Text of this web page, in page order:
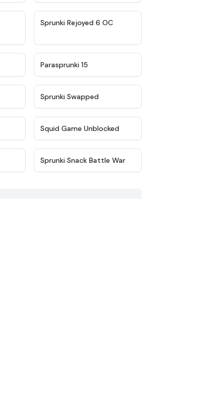
★
Sprunki Rejoyed 6 OC
Parasprunki 15
Sprunki Swapped
★
Squid Game Unblocked
★ 4.9
Sprunki Snack Battle War